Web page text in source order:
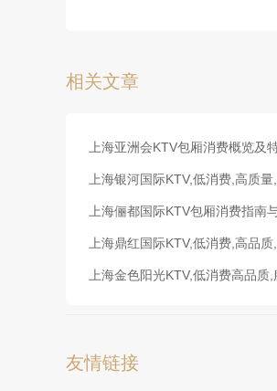
相关文章
上海亚洲会KTV包厢消费概览及
上海银河国际KTV,低消费,高质
上海俪都国际KTV包厢消费指南
上海鼎红国际KTV,低消费,高品质
上海金色阳光KTV,低消费高品质
友情链接